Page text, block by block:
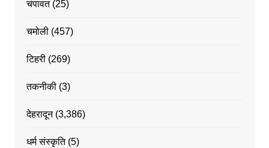
चंपावत(25)
चमोली(457)
टिहरी(269)
तकनीकी(3)
देहरादून(3,386)
धर्म संस्कृति(5)